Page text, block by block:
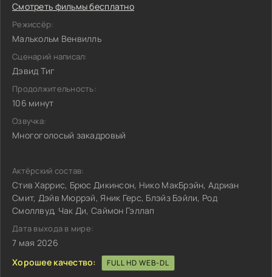
Смотреть фильмы бесплатно
Режиссёр:
Малькольм Венвилль
Сценарий написал:
Дэвид Тиг
Продолжительность:
106 минут
Озвучка:
Многоголосый закадровый
Актёрский состав:
Стив Харрис, Брюс Дикинсон, Нико МакБрэйн, Адриан
Смит, Дэйв Мюррэй, Яник Герс, Блэйз Бэйли, Род
Смоллвуд, Чак Ди, Саймон Гэллап
Дата выхода в мире:
7 мая 2026
Хорошее качество:
FULL HD WEB-DL